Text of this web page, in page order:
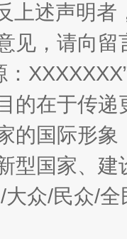
上述声明
见，请向
：
的在于传
的国际形
型国家、
众/民众/